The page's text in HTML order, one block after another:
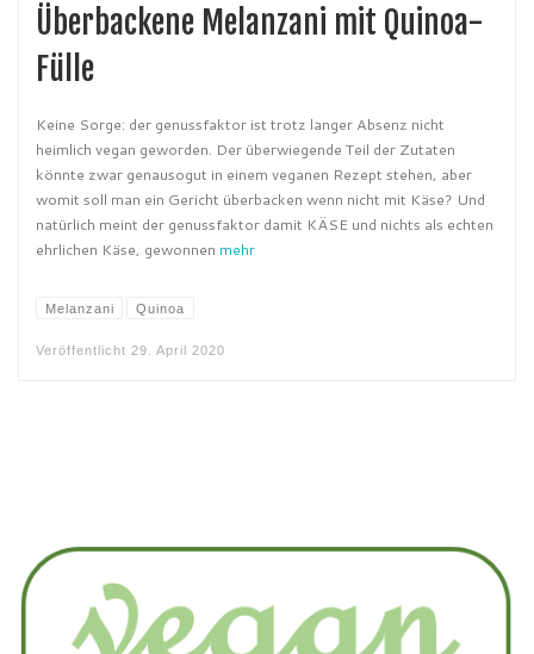
Überbackene Melanzani mit Quinoa-
Fülle
Keine Sorge: der genussfaktor ist trotz langer Absenz nicht
heimlich vegan geworden. Der überwiegende Teil der Zutaten
könnte zwar genausogut in einem veganen Rezept stehen, aber
womit soll man ein Gericht überbacken wenn nicht mit Käse? Und
natürlich meint der genussfaktor damit KÄSE und nichts als echten
ehrlichen Käse, gewonnen mehr
Melanzani Quinoa
Veröffentlicht 29. April 2020